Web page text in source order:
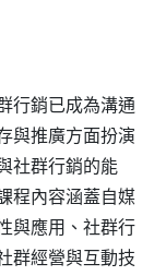
行銷已成為溝通
與推廣方面扮演
社群行銷的能
程內容涵蓋自媒
與應用、社群行
群經營與互動技